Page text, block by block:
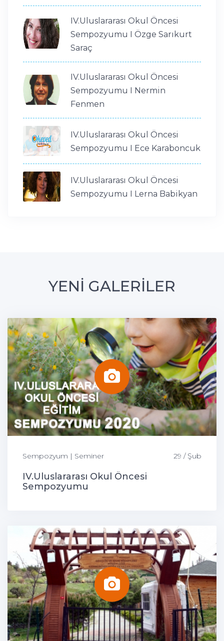
IV.Uluslararası Okul Öncesi
Sempozyumu I Özge Sarıkurt
Saraç
IV.Uluslararası Okul Öncesi
Sempozyumu I Nermin
Fenmen
IV.Uluslararası Okul Öncesi
Sempozyumu I Ece Karaboncuk
IV.Uluslararası Okul Öncesi
Sempozyumu I Lerna Babikyan
YENİ GALERİLER
Sempozyum | Seminer 29 / Şub
IV.Uluslararası Okul Öncesi
Sempozyumu